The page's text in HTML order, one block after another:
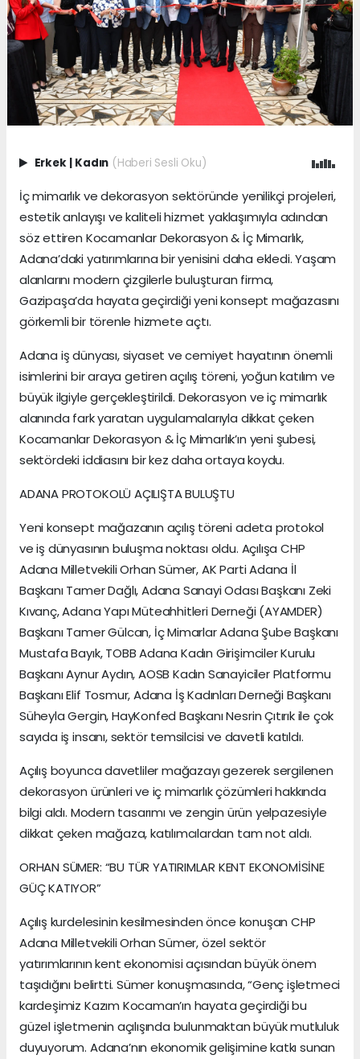
Erkek Kadın (Haberi Sesli Oku)
İç mimarlık ve dekorasyon sektöründe yenilikçi projeleri,
estetik anlayışı ve kaliteli hizmet yaklaşımıyla adından
söz ettiren Kocamanlar Dekorasyon & İç Mimarlık,
Adana’daki yatırımlarına bir yenisini daha ekledi. Yaşam
alanlarını modern çizgilerle buluşturan firma,
Gazipaşa’da hayata geçirdiği yeni konsept mağazasını
görkemli bir törenle hizmete açtı.
Adana iş dünyası, siyaset ve cemiyet hayatının önemli
isimlerini bir araya getiren açılış töreni, yoğun katılım ve
büyük ilgiyle gerçekleştirildi. Dekorasyon ve iç mimarlık
alanında fark yaratan uygulamalarıyla dikkat çeken
Kocamanlar Dekorasyon & İç Mimarlık’ın yeni şubesi,
sektördeki iddiasını bir kez daha ortaya koydu.
ADANA PROTOKOLÜ AÇILIŞTA BULUŞTU
Yeni konsept mağazanın açılış töreni adeta protokol
ve iş dünyasının buluşma noktası oldu. Açılışa CHP
Adana Milletvekili Orhan Sümer, AK Parti Adana İl
Başkanı Tamer Dağlı, Adana Sanayi Odası Başkanı Zeki
Kıvanç, Adana Yapı Müteahhitleri Derneği (AYAMDER)
Başkanı Tamer Gülcan, İç Mimarlar Adana Şube Başkanı
Mustafa Bayık, TOBB Adana Kadın Girişimciler Kurulu
Başkanı Aynur Aydın, AOSB Kadın Sanayiciler Platformu
Başkanı Elif Tosmur, Adana İş Kadınları Derneği Başkanı
Süheyla Gergin, HayKonfed Başkanı Nesrin Çıtırık ile çok
sayıda iş insanı, sektör temsilcisi ve davetli katıldı.
Açılış boyunca davetliler mağazayı gezerek sergilenen
dekorasyon ürünleri ve iç mimarlık çözümleri hakkında
bilgi aldı. Modern tasarımı ve zengin ürün yelpazesiyle
dikkat çeken mağaza, katılımcılardan tam not aldı.
ORHAN SÜMER: “BU TÜR YATIRIMLAR KENT EKONOMİSİNE
GÜÇ KATIYOR”
Açılış kurdelesinin kesilmesinden önce konuşan CHP
Adana Milletvekili Orhan Sümer, özel sektör
yatırımlarının kent ekonomisi açısından büyük önem
taşıdığını belirtti. Sümer konuşmasında, “Genç işletmeci
kardeşimiz Kazım Kocaman’ın hayata geçirdiği bu
güzel işletmenin açılışında bulunmaktan büyük mutluluk
duyuyorum. Adana’nın ekonomik gelişimine katkı sunan